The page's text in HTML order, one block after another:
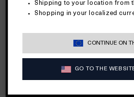
Shipping to your location from
Shopping in your localized
CONTINUE ON
GO TO THE